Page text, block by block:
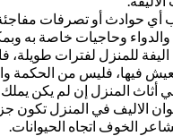
أي حوادث أو تصرفات
وحاجيات خاصة به
للمنزل لفترات طويلة،
فيها، فليس من الحكمة
المنزل إن لم يكن يملك
الاليف في المنزل تكون
الخوف اتجاه الحيوانات.